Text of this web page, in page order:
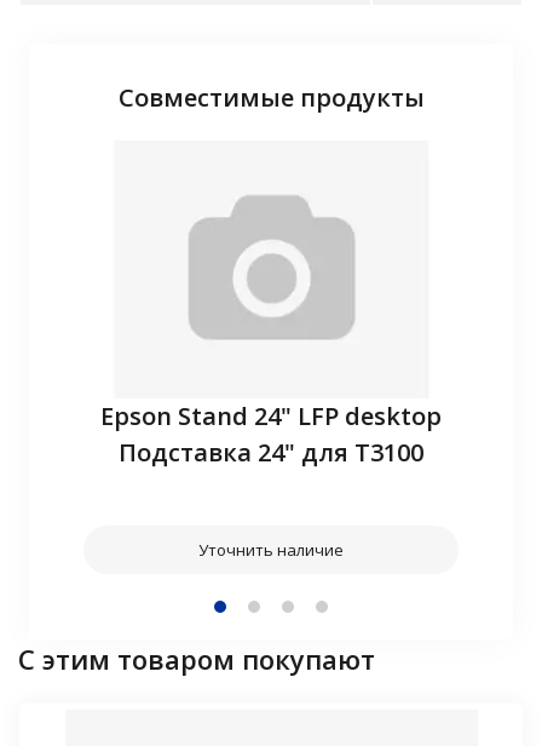
Совместимые продукты
Epson Stand 24" LFP desktop
Подставка 24" для T3100
Уточнить наличие
С этим товаром покупают